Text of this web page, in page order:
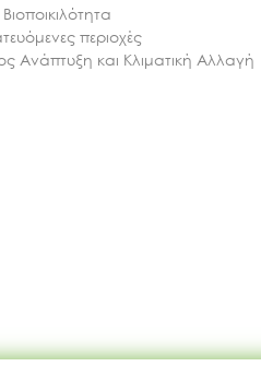
περιοχές
Ανάπτυξη και Κλιματική Αλλαγή